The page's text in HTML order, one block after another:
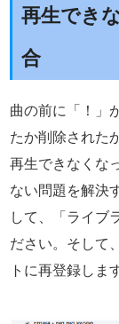
再生でき
合
曲の前に「！」
たか削除された
再生できなくな
ない問題を解決
して、「ライブ
ださい。そして
トに再登録しま